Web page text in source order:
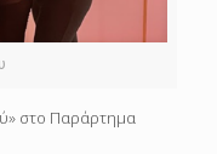
στο Παράρτημα